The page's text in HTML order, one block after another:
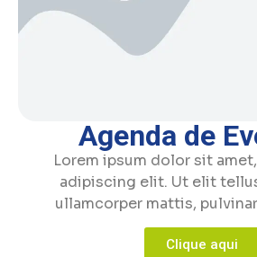
Agenda de
Lorem ipsum dolor sit
adipiscing elit. Ut elit
ullamcorper mattis,
Clique aqui